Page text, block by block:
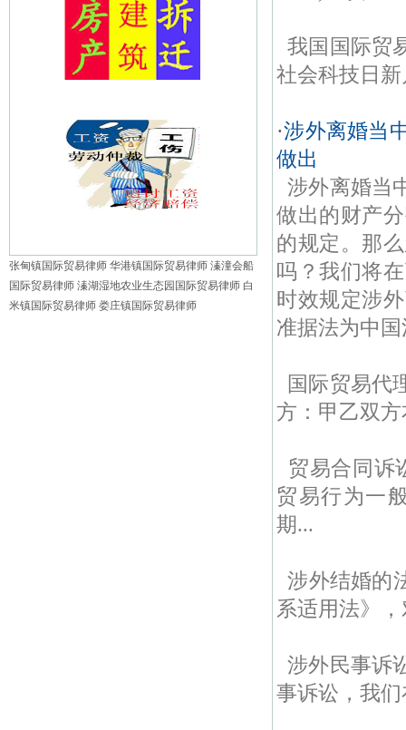
张甸镇国际贸易律师 华港镇国际贸易律师 溱潼会船
国际贸易律师 溱湖湿地农业生态园国际贸易律师 白
米镇国际贸易律师 娄庄镇国际贸易律师
我国国际贸
社会科技日
·涉外离婚当
做出
涉外离婚当
做出的财产
的规定。那
吗？我们将
时效规定涉
准据法为中
国际贸易代
方：甲乙双
贸易合同诉
贸易行为一
期...
涉外结婚的
系适用法》
涉外民事诉
事诉讼，我